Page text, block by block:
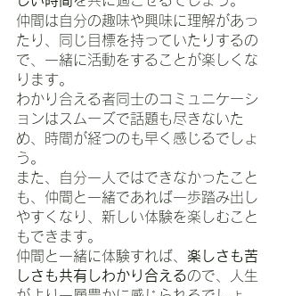
仲間は自分の趣味や興味に理解があっ
たり、同じ目標を持っていたりするの
で、一緒に活動をすることが楽しくな
ります。
わかり合える者同士のコミュニケーシ
ョンはスムーズで話題も尽きないた
め、時間が経つのも早く感じるでしょ
う。
また、自分一人ではできなかったこと
も、仲間と一緒であれば一歩踏み出し
やすくなり、新しい体験を楽しむこと
もできます。
仲間と一緒に体験すれば、 楽しさも苦
しさも共有しわかり合えるので、人生